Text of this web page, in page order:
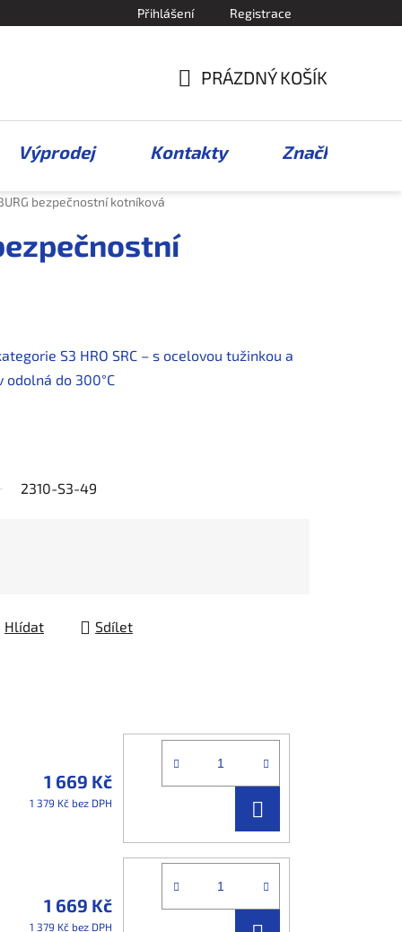
Přihlášení Registrace
KOŠÍK
PRÁZDNÝ KOŠÍK
Výprodej Kontakty Značky
bezpečnostní kotníková
S3 HRO SRC – s ocelovou tužinkou a
do 300°C
2310-S3-49
Hlídat Sdílet
1 669 Kč
1 379 Kč bez DPH
KOŠÍKU
1 669 Kč
1 379 Kč bez DPH